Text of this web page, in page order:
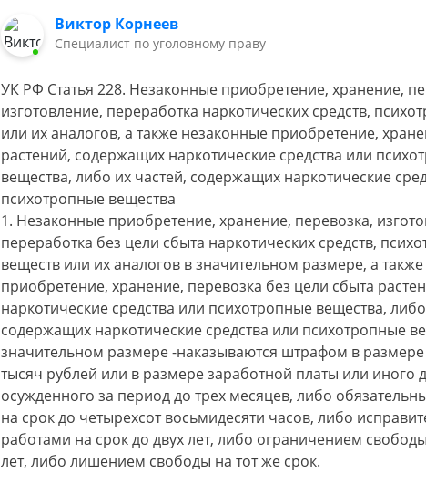
Виктор Корнеев
Cпециалист по уголовному праву
УК РФ Статья 228. Незаконные приобретение, хранение,
изготовление, переработка наркотических средств,
или их аналогов, а также незаконные приобретение,
растений, содержащих наркотические средства или
вещества, либо их частей, содержащих наркотические
психотропные вещества
1. Незаконные приобретение, хранение, перевозка,
переработка без цели сбыта наркотических средств,
веществ или их аналогов в значительном размере, а
приобретение, хранение, перевозка без цели сбыта
наркотические средства или психотропные вещества,
содержащих наркотические средства или психотропные
значительном размере -наказываются штрафом в размере
тысяч рублей или в размере заработной платы или иного
осужденного за период до трех месяцев, либо
на срок до четырехсот восьмидесяти часов, либо
работами на срок до двух лет, либо ограничением
лет, либо лишением свободы на тот же срок.